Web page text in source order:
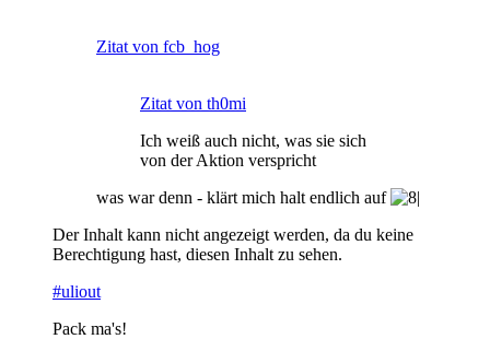
Zitat von fcb_hog
Zitat von th0mi
Ich weiß auch nicht, was sie sich
von der Aktion verspricht
was war denn - klärt mich halt endlich auf
Der Inhalt kann nicht angezeigt werden, da du keine
Berechtigung hast, diesen Inhalt zu sehen.
#uliout
Pack ma's!